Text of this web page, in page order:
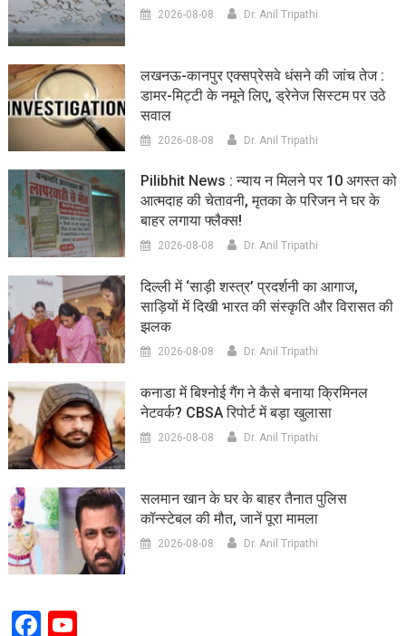
2026-08-08 Dr. Anil Tripathi
लखनऊ-कानपुर एक्सप्रेसवे धंसने की जांच तेज :
डामर-मिट्टी के नमूने लिए, ड्रेनेज सिस्टम पर उठे
सवाल
2026-08-08 Dr. Anil Tripathi
Pilibhit News : न्याय न मिलने पर 10 अगस्त को
आत्मदाह की चेतावनी, मृतका के परिजन ने घर के
बाहर लगाया फ्लैक्स!
2026-08-08 Dr. Anil Tripathi
दिल्ली में ‘साड़ी शस्त्र’ प्रदर्शनी का आगाज,
साड़ियों में दिखी भारत की संस्कृति और विरासत की
झलक
2026-08-08 Dr. Anil Tripathi
कनाडा में बिश्नोई गैंग ने कैसे बनाया क्रिमिनल
नेटवर्क? CBSA रिपोर्ट में बड़ा खुलासा
2026-08-08 Dr. Anil Tripathi
सलमान खान के घर के बाहर तैनात पुलिस
कॉन्स्टेबल की मौत, जानें पूरा मामला
2026-08-08 Dr. Anil Tripathi
Facebook